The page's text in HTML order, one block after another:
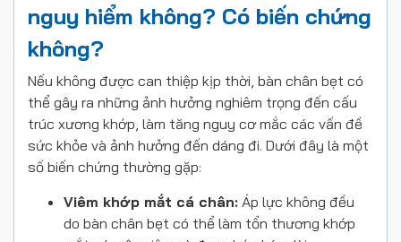
nguy hiểm không? Có biến chứng
không?
Nếu không được can thiệp kịp thời, bàn chân bẹt có
thể gây ra những ảnh hưởng nghiêm trọng đến cấu
trúc xương khớp, làm tăng nguy cơ mắc các vấn đề
sức khỏe và ảnh hưởng đến dáng đi. Dưới đây là một
số biến chứng thường gặp:
Viêm khớp mắt cá chân: Áp lực không đều
do bàn chân bẹt có thể làm tổn thương khớp